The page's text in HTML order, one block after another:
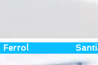
Ferrol